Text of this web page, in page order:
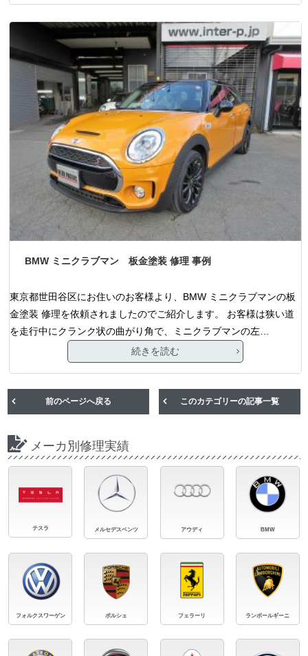
BMW ミニクラブマン 板金塗装 修理 事例
東京都世田谷区にお住いのお客様より、BMW ミニクラブマンの板
金塗装 修理を依頼されましたのでご紹介します。 お客様は狭い道
を走行中にクランク状の曲がり角で、ミニクラブマンの左…
続きを読む
前のページへ戻る このカテゴリーの記事一覧
メーカ別修理実績
テスラ メルセデスベンツ アウディ BMW
フォルクスワーゲン ポルシェ フェラーリ ランボールギーニ